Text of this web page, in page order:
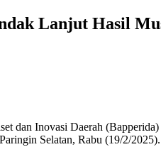
Lanjut Hasil
dan Inovasi Daerah
Selatan, Rabu (19/2/2025).